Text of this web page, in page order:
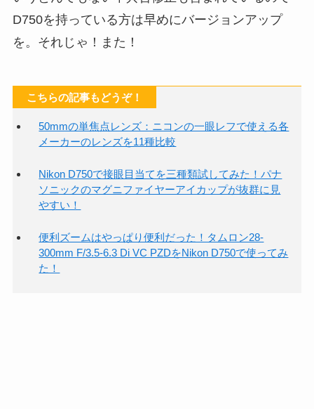
D750を持っている方は早めにバージョンアップ
を。それじゃ！また！
こちらの記事もどうぞ！
50mmの単焦点レンズ：ニコンの一眼レフで使える各
メーカーのレンズを11種比較
Nikon D750で接眼目当てを三種類試してみた！パナ
ソニックのマグニファイヤーアイカップが抜群に見
やすい！
便利ズームはやっぱり便利だった！タムロン28-
300mm F/3.5-6.3 Di VC PZDをNikon D750で使ってみ
た！